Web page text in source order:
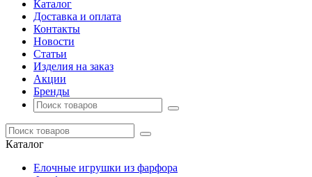
Каталог
Доставка и оплата
Контакты
Новости
Статьи
Изделия на заказ
Акции
Бренды
Каталог
Елочные игрушки из фарфора